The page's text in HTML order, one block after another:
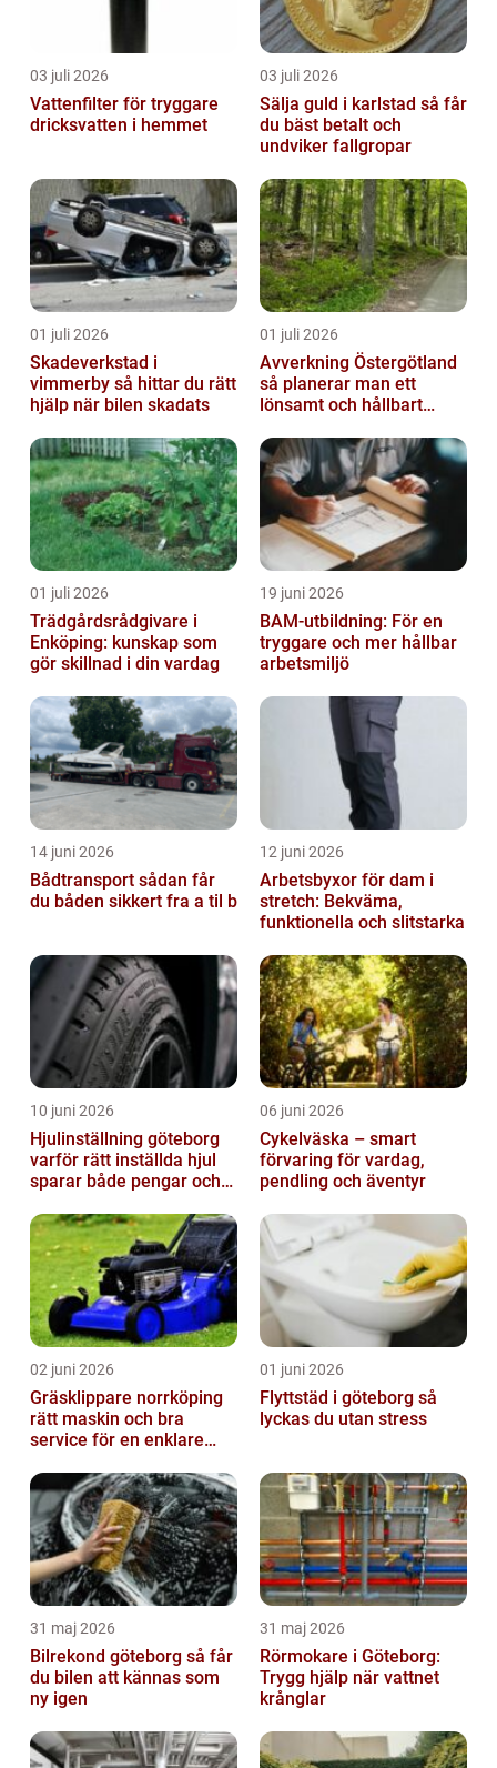
03 juli 2026
Vattenfilter för tryggare
dricksvatten i hemmet
03 juli 2026
Sälja guld i karlstad så får
du bäst betalt och
undviker fallgropar
01 juli 2026
Skadeverkstad i
vimmerby så hittar du rätt
hjälp när bilen skadats
01 juli 2026
Avverkning Östergötland
så planerar man ett
lönsamt och hållbart
01 juli 2026
Trädgårdsrådgivare i
Enköping: kunskap som
gör skillnad i din vardag
19 juni 2026
BAM-utbildning: För en
tryggare och mer hållbar
arbetsmiljö
14 juni 2026
Bådtransport sådan får
du båden sikkert fra a til b
12 juni 2026
Arbetsbyxor för dam i
stretch: Bekväma,
funktionella och slitstarka
10 juni 2026
Hjulinställning göteborg
varför rätt inställda hjul
sparar både pengar och
06 juni 2026
Cykelväska – smart
förvaring för vardag,
pendling och äventyr
02 juni 2026
Gräsklippare norrköping
rätt maskin och bra
service för en enklare
01 juni 2026
Flyttstäd i göteborg så
lyckas du utan stress
31 maj 2026
Bilrekond göteborg så får
du bilen att kännas som
ny igen
31 maj 2026
Rörmokare i Göteborg:
Trygg hjälp när vattnet
krånglar